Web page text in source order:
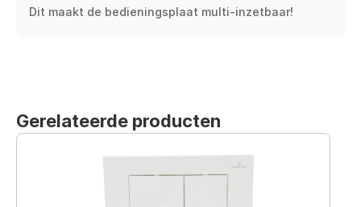
Dit maakt de bedieningsplaat multi-inzetbaar!
Gerelateerde producten